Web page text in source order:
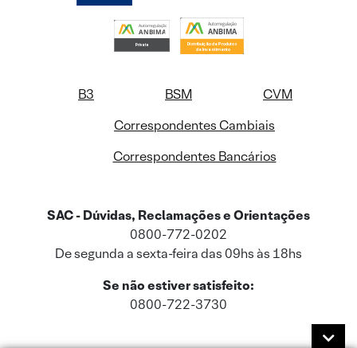
B3 BSM
CVM
Correspondentes Cambiais
Correspondentes Bancários
SAC - Dúvidas, Reclamações e Orientações
0800-772-0202
De segunda a sexta-feira das 09hs às 18hs
Se não estiver satisfeito:
0800-722-3730